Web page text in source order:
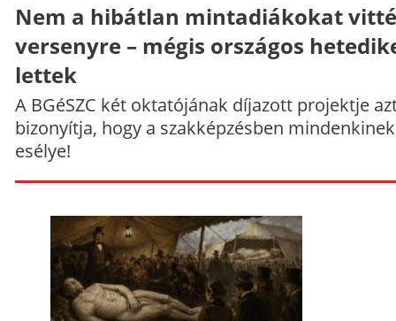
Nem a hibátlan mintadiákokat
versenyre – mégis országos
lettek
A BGéSZC két oktatójának díjazott projektje
bizonyítja, hogy a szakképzésben
esélye!